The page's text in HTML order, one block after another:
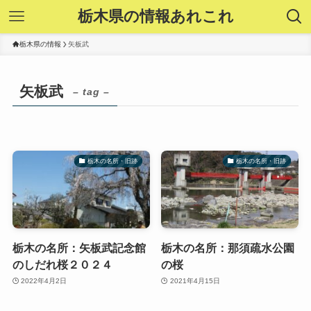
栃木県の情報あれこれ
栃木県の情報 矢板武
矢板武 – tag –
栃木の名所・旧跡
栃木の名所：矢板武記念館
のしだれ桜２０２４
2022年4月2日
栃木の名所・旧跡
栃木の名所：那須疏水公園
の桜
2021年4月15日